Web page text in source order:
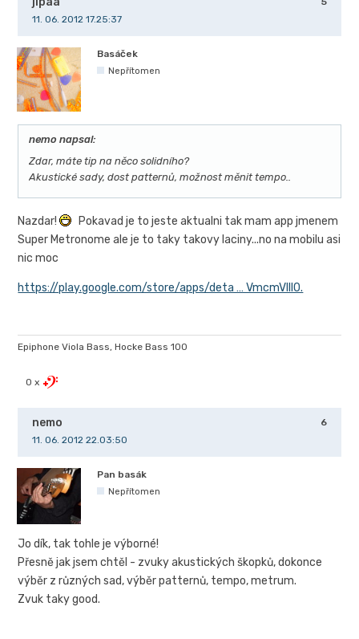
11. 06. 2012 17.25:37
Basáček
Nepřítomen
nemo napsal:
Zdar, máte tip na něco solidního?
Akustické sady, dost patternů, možnost měnit tempo..
Nazdar!
Pokavad je to jeste aktualni tak mam app jmenem
Super Metronome ale je to taky takovy laciny...no na mobilu asi
nic moc
https://play.google.com/store/apps/deta … VmcmVlIl0.
Epiphone Viola Bass, Hocke Bass 100
0 x
6
nemo
11. 06. 2012 22.03:50
Pan basák
Nepřítomen
Jo dík, tak tohle je výborné!
Přesně jak jsem chtěl - zvuky akustických škopků, dokonce
výběr z různých sad, výběr patternů, tempo, metrum.
Zvuk taky good.